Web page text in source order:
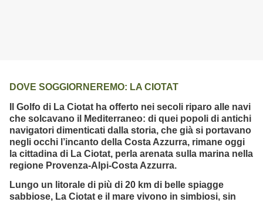
DOVE SOGGIORNEREMO: LA CIOTAT
Il Golfo di La Ciotat ha offerto nei secoli riparo alle navi
che solcavano il Mediterraneo: di quei popoli di antichi
navigatori dimenticati dalla storia, che già si portavano
negli occhi l’incanto della Costa Azzurra, rimane oggi
la cittadina di La Ciotat, perla arenata sulla marina nella
regione Provenza-Alpi-Costa Azzurra.
Lungo un litorale di più di 20 km di belle spiagge
sabbiose, La Ciotat e il mare vivono in simbiosi, sin